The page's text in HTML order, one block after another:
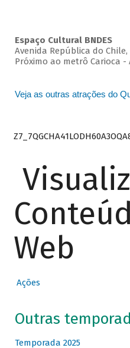
Espaço Cultural BNDES
Avenida República do Chile,
Próximo ao metrô Carioca -
Veja as outras atrações do
Web
Ações
Outras
Temporada 2025